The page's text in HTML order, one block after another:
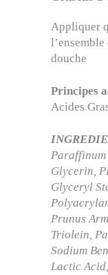
Appliquer
douche
Principes
Acides
Glycerin,
Glyceryl
Prunus
Triolein,
Sodium
Lactic